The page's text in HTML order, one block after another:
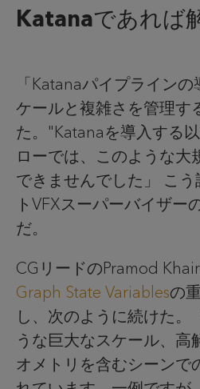
Katanaであれば
「Katanaパイプライン
ケールと複雑さを管理す
た。"Katanaを導入する
ローでは、このような大
できませんでした」 こ
トVFXスーパーバイザー
だ。
CGリードのPramod
Graph State Variablesの
し、次のように続けた。
うな巨大なスケール、高
オメトリを含むシーンで